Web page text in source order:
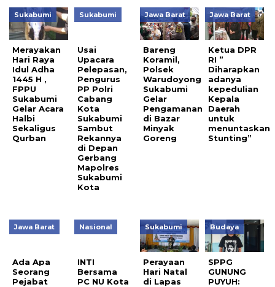
Sukabumi
Merayakan
Hari Raya
Idul Adha
1445 H ,
FPPU
Sukabumi
Gelar Acara
Halbi
Sekaligus
Qurban
Sukabumi
Usai
Upacara
Pelepasan,
Pengurus
PP Polri
Cabang
Kota
Sukabumi
Sambut
Rekannya
di Depan
Gerbang
Mapolres
Sukabumi
Kota
Jawa Barat
Bareng
Koramil,
Polsek
Warudoyong
Sukabumi
Gelar
Pengamanan
di Bazar
Minyak
Goreng
Jawa Barat
Ketua DPR
RI ”
Diharapkan
adanya
kepedulian
Kepala
Daerah
untuk
menuntaskan
Stunting”
Jawa Barat
Ada Apa
Seorang
Pejabat
Nasional
INTI
Bersama
PC NU Kota
Sukabumi
Perayaan
Hari Natal
di Lapas
Budaya
SPPG
GUNUNG
PUYUH: